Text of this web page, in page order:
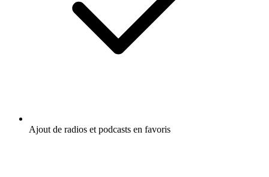
Ajout de radios et podcasts en favoris